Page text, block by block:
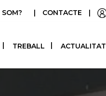
SOM? | CONTACTE |
TREBALL ACTUALITAT